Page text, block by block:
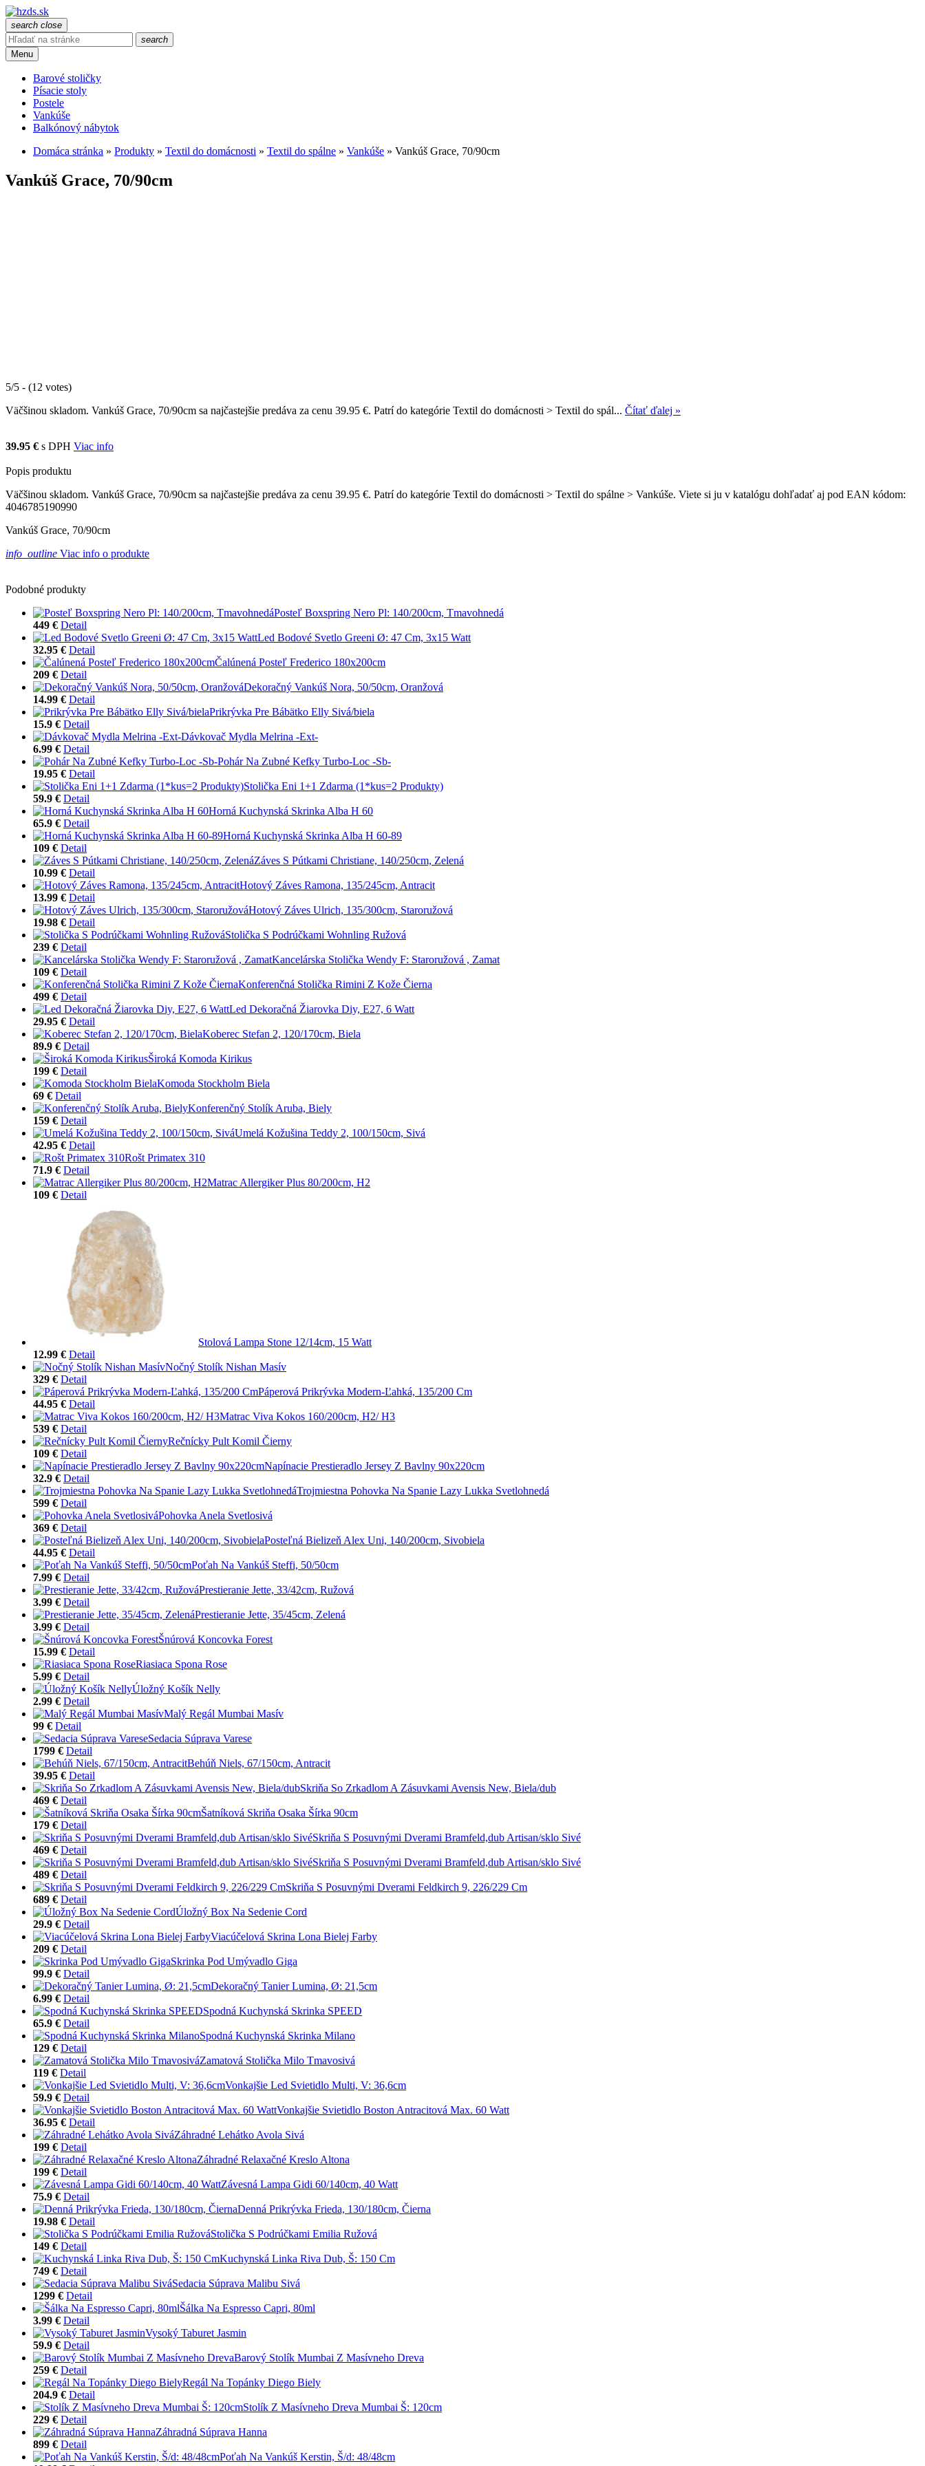
search close
search
Menu
Barové stoličky
Písacie stoly
Postele
Vankúše
Balkónový nábytok
Domáca stránka » Produkty » Textil do domácnosti » Textil do spálne » Vankúše » Vankúš Grace, 70/90cm
Vankúš Grace, 70/90cm
5/5 - (12 votes)
Väčšinou skladom. Vankúš Grace, 70/90cm sa najčastejšie predáva za cenu 39.95 €. Patrí do kategórie Textil do domácnosti > Textil do spál... Čítať ďalej »
39.95 € s DPH Viac info
Popis produktu
Väčšinou skladom. Vankúš Grace, 70/90cm sa najčastejšie predáva za cenu 39.95 €. Patrí do kategórie Textil do domácnosti > Textil do spálne > Vankúše. Viete si ju v katalógu dohľadať aj pod EAN kódom:
4046785190990
Vankúš Grace, 70/90cm
info_outline Viac info o produkte
Podobné produkty
Posteľ Boxspring Nero Pl: 140/200cm, Tmavohnedá
449 € Detail
Led Bodové Svetlo Greeni Ø: 47 Cm, 3x15 Watt
32.95 € Detail
Čalúnená Posteľ Frederico 180x200cm
209 € Detail
Dekoračný Vankúš Nora, 50/50cm, Oranžová
14.99 € Detail
Prikrývka Pre Bábätko Elly Sivá/biela
15.9 € Detail
Dávkovač Mydla Melrina -Ext-
6.99 € Detail
Pohár Na Zubné Kefky Turbo-Loc -Sb-
19.95 € Detail
Stolička Eni 1+1 Zdarma (1*kus=2 Produkty)
59.9 € Detail
Horná Kuchynská Skrinka Alba H 60
65.9 € Detail
Horná Kuchynská Skrinka Alba H 60-89
109 € Detail
Záves S Pútkami Christiane, 140/250cm, Zelená
10.99 € Detail
Hotový Záves Ramona, 135/245cm, Antracit
13.99 € Detail
Hotový Záves Ulrich, 135/300cm, Staroružová
19.98 € Detail
Stolička S Podrúčkami Wohnling Ružová
239 € Detail
Kancelárska Stolička Wendy F: Staroružová , Zamat
109 € Detail
Konferenčná Stolička Rimini Z Kože Čierna
499 € Detail
Led Dekoračná Žiarovka Diy, E27, 6 Watt
29.95 € Detail
Koberec Stefan 2, 120/170cm, Biela
89.9 € Detail
Široká Komoda Kirikus
199 € Detail
Komoda Stockholm Biela
69 € Detail
Konferenčný Stolík Aruba, Biely
159 € Detail
Umelá Kožušina Teddy 2, 100/150cm, Sivá
42.95 € Detail
Rošt Primatex 310
71.9 € Detail
Matrac Allergiker Plus 80/200cm, H2
109 € Detail
Stolová Lampa Stone 12/14cm, 15 Watt
12.99 € Detail
Nočný Stolík Nishan Masív
329 € Detail
Páperová Prikrývka Modern-Ľahká, 135/200 Cm
44.95 € Detail
Matrac Viva Kokos 160/200cm, H2/ H3
539 € Detail
Rečnícky Pult Komil Čierny
109 € Detail
Napínacie Prestieradlo Jersey Z Bavlny 90x220cm
32.9 € Detail
Trojmiestna Pohovka Na Spanie Lazy Lukka Svetlohnedá
599 € Detail
Pohovka Anela Svetlosivá
369 € Detail
Posteľná Bielizeň Alex Uni, 140/200cm, Sivobiela
44.95 € Detail
Poťah Na Vankúš Steffi, 50/50cm
7.99 € Detail
Prestieranie Jette, 33/42cm, Ružová
3.99 € Detail
Prestieranie Jette, 35/45cm, Zelená
3.99 € Detail
Šnúrová Koncovka Forest
15.99 € Detail
Riasiaca Spona Rose
5.99 € Detail
Úložný Košík Nelly
2.99 € Detail
Malý Regál Mumbai Masív
99 € Detail
Sedacia Súprava Varese
1799 € Detail
Behúň Niels, 67/150cm, Antracit
39.95 € Detail
Skriňa So Zrkadlom A Zásuvkami Avensis New, Biela/dub
469 € Detail
Šatníková Skriňa Osaka Šírka 90cm
179 € Detail
Skriňa S Posuvnými Dverami Bramfeld,dub Artisan/sklo Sivé
469 € Detail
Skriňa S Posuvnými Dverami Bramfeld,dub Artisan/sklo Sivé
489 € Detail
Skriňa S Posuvnými Dverami Feldkirch 9, 226/229 Cm
689 € Detail
Úložný Box Na Sedenie Cord
29.9 € Detail
Viacúčelová Skrina Lona Bielej Farby
209 € Detail
Skrinka Pod Umývadlo Giga
99.9 € Detail
Dekoračný Tanier Lumina, Ø: 21,5cm
6.99 € Detail
Spodná Kuchynská Skrinka SPEED
65.9 € Detail
Spodná Kuchynská Skrinka Milano
129 € Detail
Zamatová Stolička Milo Tmavosivá
119 € Detail
Vonkajšie Led Svietidlo Multi, V: 36,6cm
59.9 € Detail
Vonkajšie Svietidlo Boston Antracitová Max. 60 Watt
36.95 € Detail
Záhradné Lehátko Avola Sivá
199 € Detail
Záhradné Relaxačné Kreslo Altona
199 € Detail
Závesná Lampa Gidi 60/140cm, 40 Watt
75.9 € Detail
Denná Prikrývka Frieda, 130/180cm, Čierna
19.98 € Detail
Stolička S Podrúčkami Emilia Ružová
149 € Detail
Kuchynská Linka Riva Dub, Š: 150 Cm
749 € Detail
Sedacia Súprava Malibu Sivá
1299 € Detail
Šálka Na Espresso Capri, 80ml
3.99 € Detail
Vysoký Taburet Jasmin
59.9 € Detail
Barový Stolík Mumbai Z Masívneho Dreva
259 € Detail
Regál Na Topánky Diego Biely
204.9 € Detail
Stolík Z Masívneho Dreva Mumbai Š: 120cm
229 € Detail
Záhradná Súprava Hanna
899 € Detail
Poťah Na Vankúš Kerstin, Š/d: 48/48cm